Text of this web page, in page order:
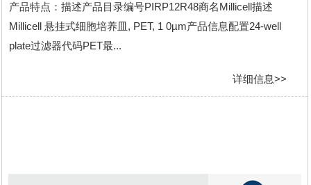
产品特点：描述产品目录编号PIRP12R48商名Millicell描述
Millicell 悬挂式细胞培养皿, PET, 1 0µm产品信息配置24-well
plate过滤器代码PET最...
详细信息>>